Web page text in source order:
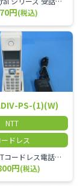
円(税込)
PS-(1)(W)
NTT
ドレス
NTT αZX DECTコードレス電話機(ダイバーシティ方式)
円(税込)